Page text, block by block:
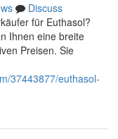
Discuss
für Euthasol?
Ihnen eine breite
Preisen. Sie
37443877/euthasol-